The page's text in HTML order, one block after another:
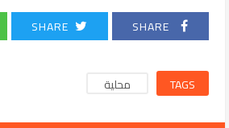
SHARE
SHARE
TAGS محلية